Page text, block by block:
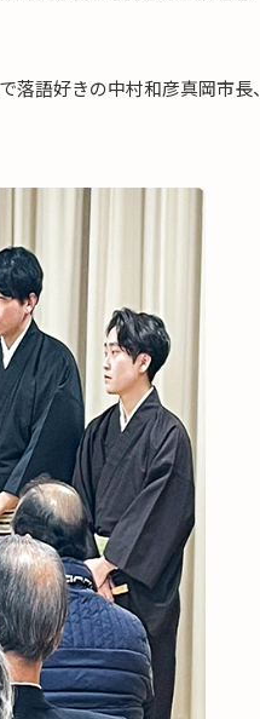
語好きの中村和彦真岡市長、